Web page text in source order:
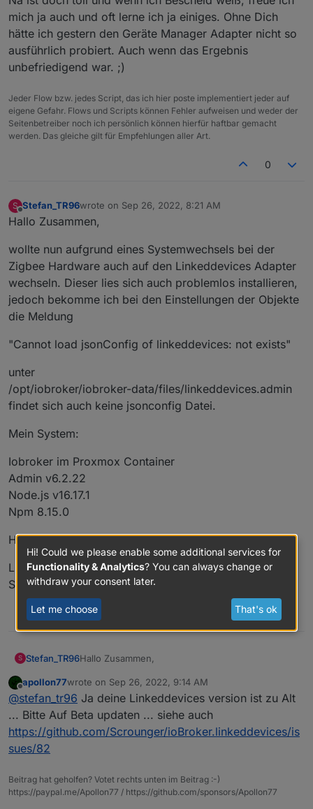
mich ja auch und oft lerne ich ja einiges. Ohne Dich
hätte ich gestern den Geräte Manager Adapter nicht so
ausführlich probiert. Auch wenn das Ergebnis
unbefriedigend war. ;)
Jeder Flow bzw. jedes Script, das ich hier poste implementiert jeder auf
eigene Gefahr. Flows und Scripts können Fehler aufweisen und weder der
Seitenbetreiber noch ich persönlich können hierfür haftbar gemacht
werden. Das gleiche gilt für Empfehlungen aller Art.
0
S
Offline
Stefan_TR96wrote on Sep 26, 2022, 8:21 AM
last edited by
Hallo Zusammen,
wollte nun aufgrund eines Systemwechsels bei der
Zigbee Hardware auch auf den Linkeddevices Adapter
wechseln. Dieser lies sich auch problemlos installieren,
jedoch bekomme ich bei den Einstellungen der Objekte
die Meldung
"Cannot load jsonConfig of linkeddevices: not exists"
unter
/opt/iobroker/iobroker-data/files/linkeddevices.admin
findet sich auch keine jsonconfig Datei.
Mein System:
Iobroker im Proxmox Container
Admin v6.2.22
Node.js v16.17.1
Npm 8.15.0
Hat jemand Ideen woran es liegen könnte?
LG
S
0
S Stefan_TR96Hallo Zusammen,
wollte nun aufgrund eines Systemwechsels bei
der Zigbee Hardware auch auf den Linkeddevices
Adapter wechseln. Dieser lies sich auch
problemlos installieren, jedoch bekomme ich bei
den Einstellungen der Objekte die Meldung
"Cannot load jsonConfig of linkeddevices: not
exists"
unter
findet sich auch keine jsonconfig Datei.
Iobroker im Proxmox Container
Offline
apollon77wrote on Sep 26, 2022, 9:14 AM
last edited by
@stefan_tr96 Ja deine Linkeddevices version ist zu Alt
... Bitte Auf Beta updaten ... siehe auch
https://github.com/Scrounger/ioBroker.linkeddevices/is
sues/82
Beitrag hat geholfen? Votet rechts unten im Beitrag :-)
https://paypal.me/Apollon77 / https://github.com/sponsors/Apollon77
Hi! Could we please enable some additional services for
Functionality & Analytics? You can always change or
withdraw your consent later.
Let me choose That's ok